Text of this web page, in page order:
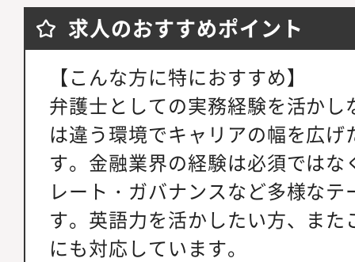
求人のおすすめポイント
【こんな方に特におすすめ】
弁護士としての実務経験を活か
は違う環境でキャリアの幅を広
す。金融業界の経験は必須ではな
レート・ガバナンスなど多様な
す。英語力を活かしたい方、ま
にも対応しています。